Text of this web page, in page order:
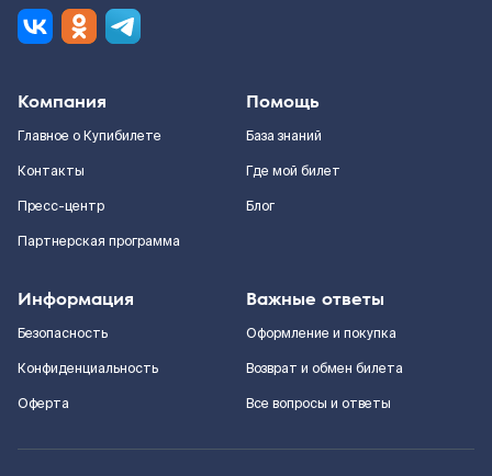
Компания
Главное о Купибилете
Контакты
Пресс-центр
Партнерская программа
Помощь
База знаний
Где мой билет
Блог
Информация
Безопасность
Конфиденциальность
Оферта
Важные ответы
Оформление и покупка
Возврат и обмен билета
Все вопросы и ответы